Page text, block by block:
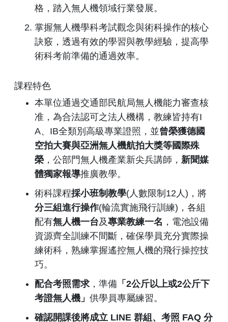
格，踏入無人機領域行業發展。
掌握無人機學科考試觀念與術科操作的核心
訣竅，透過有效的學習與教學經驗，提高學
術科考前準備的通過效率。
課程特色
本單位通過交通部民航局無人機能力審查核
准，為合法認可之法人機構，教練皆持有I
A、IB全類別高級專業證照，並曾榮獲德國
空拍大賽與亞洲無人機航拍大獎等國際殊
榮 ，公部門無人機產業新尖兵講師， 新聞媒
體獨家報導推廣教學。
術科課程採小班制教學(人數限制12人)，將
分三組進行操作(輪流實施飛行訓練)，各組
配有無人機一台及專業教練一名 ，電池設備
資源齊全訓練不間斷，確保學員充分實際操
練術科，熟練掌握遙控無人機的飛行操控技
巧。
配合考照需求 ，準備 「 2公斤以上或2公斤下
考證無人機」 供學員專屬練習。
確認開課後將成立 LINE 群組、考照 FAQ 分